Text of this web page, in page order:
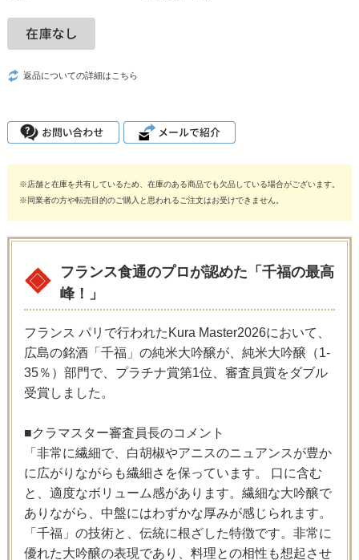
返品についての詳細はこちら
※店舗と在庫を共有しているため、在庫のある商品でも欠品している場合がございます。
※同業者の方や転売目的のご購入と思われるご注文はお受けできません。
フランス食通のプロが認めた「千福の最高
峰！」
フランス パリで行われたKura Master2026において、
広島の銘酒「千福」の純米大吟醸が、純米大吟醸（1-
35％）部門で、プラチナ賞第1位、審査員賞をダブル
受賞しました。
■クラマスター審査員長のコメント
「非常に繊細で、白胡椒やアニスのニュアンスが豊か
に広がりながらも繊細さを保っています。 口に含む
と、適度なボリューム感があります。繊細な大吟醸で
ありながら、中盤にはわずかな厚みが感じられます。
「千福」の技術と、伝統に根ざした特徴です。非常に
優れた大吟醸の表現であり、料理との相性も想起させ